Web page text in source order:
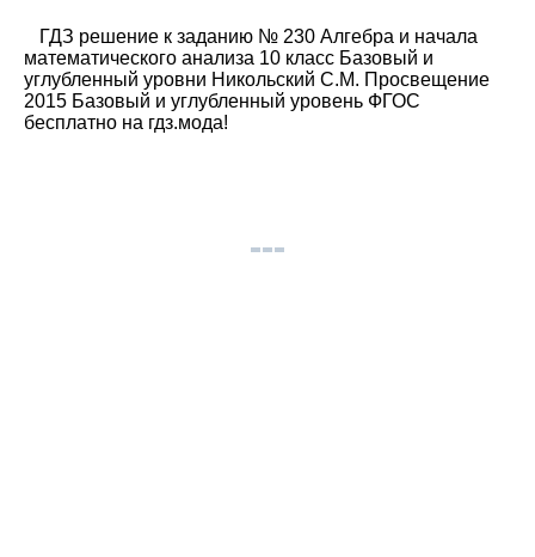
ГДЗ решение к заданию № 230 Алгебра и начала
математического анализа 10 класс Базовый и
углубленный уровни Никольский С.М. Просвещение
2015 Базовый и углубленный уровень ФГОС
бесплатно на гдз.мода!